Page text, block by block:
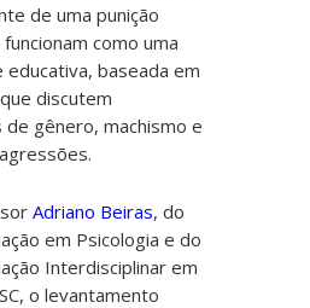
de uma punição
como uma
baseada em
discutem
de gênero, machismo e
Adriano Beiras, do
em Psicologia e do
Interdisciplinar em
o levantamento